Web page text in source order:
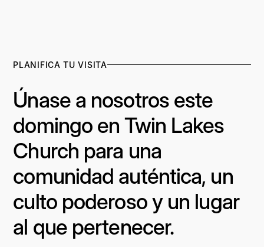
PLANIFICA TU VISITA
Únase a nosotros este
domingo en Twin Lakes
Church para una
comunidad auténtica, un
culto poderoso y un lugar
al que pertenecer.